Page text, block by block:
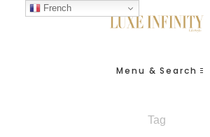
Menu & Search
Tag
French